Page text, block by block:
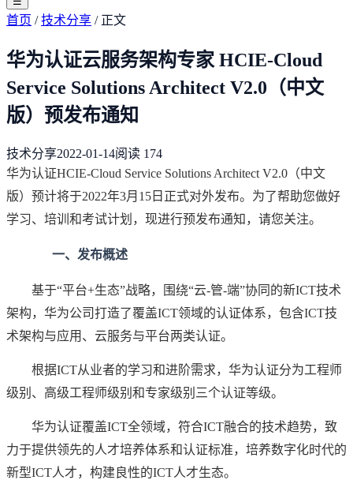
首页 /技术分享 / 正文
华为认证云服务架构专家 HCIE-Cloud
Service Solutions Architect V2.0（中文
版）预发布通知
技术分享2022-01-14阅读 174
华为认证HCIE-Cloud Service Solutions Architect V2.0（中文
版）预计将于2022年3月15日正式对外发布。为了帮助您做好
学习、培训和考试计划，现进行预发布通知，请您关注。
一、发布概述
基于“平台+生态”战略，围绕“云-管-端”协同的新ICT技术
架构，华为公司打造了覆盖ICT领域的认证体系，包含ICT技
术架构与应用、云服务与平台两类认证。
根据ICT从业者的学习和进阶需求，华为认证分为工程师
级别、高级工程师级别和专家级别三个认证等级。
华为认证覆盖ICT全领域，符合ICT融合的技术趋势，致
力于提供领先的人才培养体系和认证标准，培养数字化时代的
新型ICT人才，构建良性的ICT人才生态。